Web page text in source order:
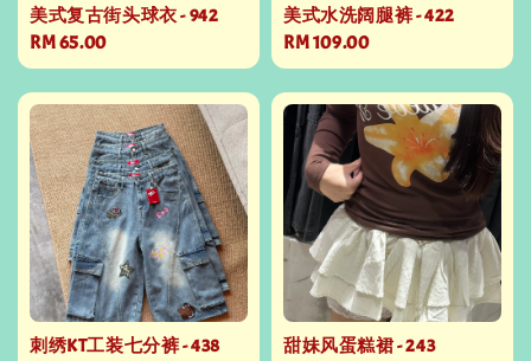
美式复古街头球衣 - 942
Regular
price
RM 65.00
美式水洗阔腿裤 - 422
Regular
price
RM 109.00
刺绣KT工装七分裤 - 438 甜妹风蛋糕裙 - 243